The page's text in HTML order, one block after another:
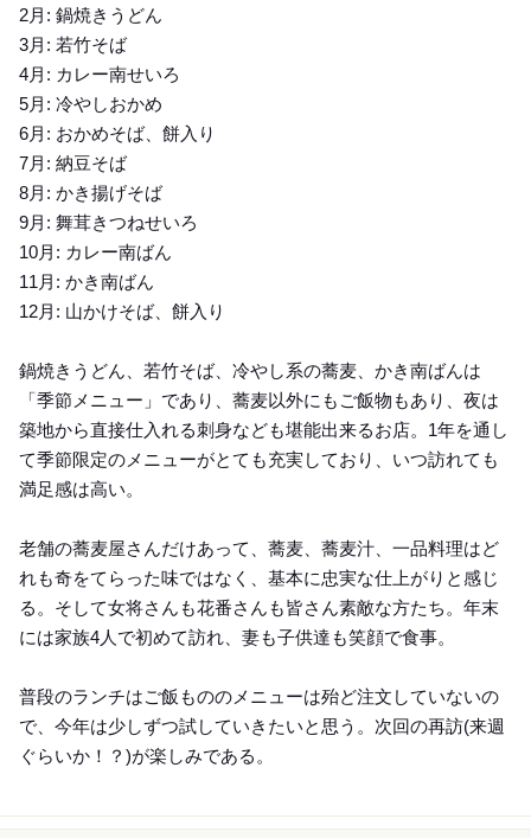
2月: 鍋焼きうどん
3月: 若竹そば
4月: カレー南せいろ
5月: 冷やしおかめ
6月: おかめそば、餅入り
7月: 納豆そば
8月: かき揚げそば
9月: 舞茸きつねせいろ
10月: カレー南ばん
11月: かき南ばん
12月: 山かけそば、餅入り
鍋焼きうどん、若竹そば、冷やし系の蕎麦、かき南ばんは
「季節メニュー」であり、蕎麦以外にもご飯物もあり、夜は
築地から直接仕入れる刺身なども堪能出来るお店。1年を通し
て季節限定のメニューがとても充実しており、いつ訪れても
満足感は高い。
老舗の蕎麦屋さんだけあって、蕎麦、蕎麦汁、一品料理はど
れも奇をてらった味ではなく、基本に忠実な仕上がりと感じ
る。そして女将さんも花番さんも皆さん素敵な方たち。年末
には家族4人で初めて訪れ、妻も子供達も笑顔で食事。
普段のランチはご飯もののメニューは殆ど注文していないの
で、今年は少しずつ試していきたいと思う。次回の再訪(来週
ぐらいか！？)が楽しみである。